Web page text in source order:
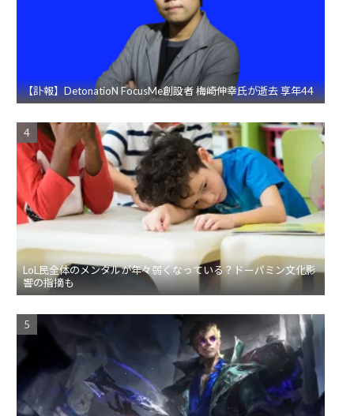
【訃報】DetonatioN FocusMe創設者 梅崎伸幸氏が逝去 享年44
LoL民全体のメンタルが年々弱くなっている？ドーパミン文化影
響の指摘も